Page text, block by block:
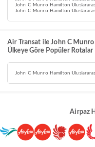
John C Munro Hamilton
John C Munro Hamilton
Air Transat ile John C
Ülkeye Göre Popüler Rotalar
John C Munro Hamilton
Airpaz